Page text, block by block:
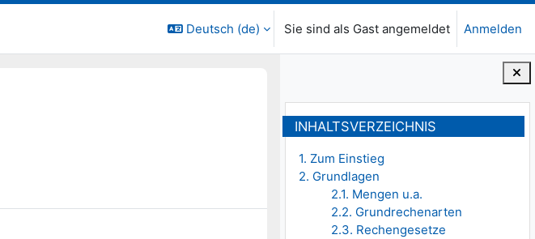
Deutsch ‎(de)‎ Sie sind als Gast angemeldet Anmelden
Blöcke
INHALTSVERZEICHNIS
1. Zum Einstieg
2. Grundlagen
2.1. Mengen u.a.
2.2. Grundrechenarten
2.3. Rechengesetze